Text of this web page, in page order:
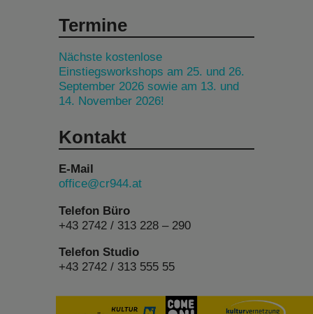
Termine
Nächste kostenlose
Einstiegsworkshops am 25. und 26.
September 2026 sowie am 13. und
14. November 2026!
Kontakt
E-Mail
office@cr944.at
Telefon Büro
+43 2742 / 313 228 – 290
Telefon Studio
+43 2742 / 313 555 55